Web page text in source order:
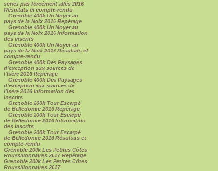
seriez pas forcément allés 2016
Résultats et compte-rendu
Grenoble 400k Un Noyer au
pays de la Noix 2016 Repérage
Grenoble 400k Un Noyer au
pays de la Noix 2016 Information
des inscrits
Grenoble 400k Un Noyer au
pays de la Noix 2016 Résultats et
compte-rendu
Grenoble 400k Des Paysages
d'exception aux sources de
l'Isère 2016 Repérage
Grenoble 400k Des Paysages
d'exception aux sources de
l'Isère 2016 Information des
inscrits
Grenoble 200k Tour Escarpé
de Belledonne 2016 Repérage
Grenoble 200k Tour Escarpé
de Belledonne 2016 Information
des inscrits
Grenoble 200k Tour Escarpé
de Belledonne 2016 Résultats et
compte-rendu
Grenoble 200k Les Petites Côtes
Roussillonnaires 2017 Repérage
Grenoble 200k Les Petites Côtes
Roussillonnaires 2017